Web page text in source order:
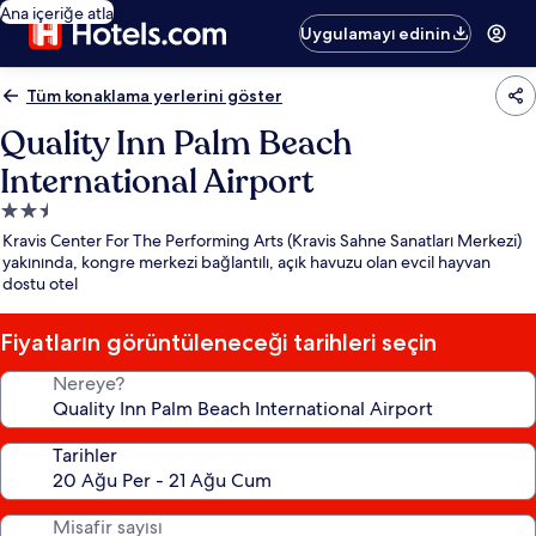
Ana içeriğe atla
Uygulamayı edinin
Tüm konaklama yerlerini göster
Quality Inn Palm Beach
International Airport
2.5
yıldızlı
konaklama
yeri
Kravis Center For The Performing Arts (Kravis Sahne Sanatları Merkezi)
yakınında, kongre merkezi bağlantılı, açık havuzu olan evcil hayvan
dostu otel
Fiyatların görüntüleneceği tarihleri seçin
Nereye?
Tarihler
Misafir sayısı